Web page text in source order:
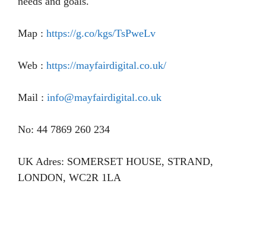
Map : https://g.co/kgs/TsPweLv
Web : https://mayfairdigital.co.uk/
Mail : info@mayfairdigital.co.uk
No: 44 7869 260 234
UK Adres: SOMERSET HOUSE, STRAND,
LONDON, WC2R 1LA